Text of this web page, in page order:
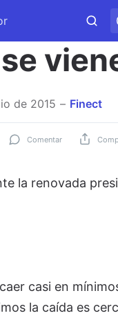
de 2015 Finect
Comentar
la renovada
casi en
la caída es